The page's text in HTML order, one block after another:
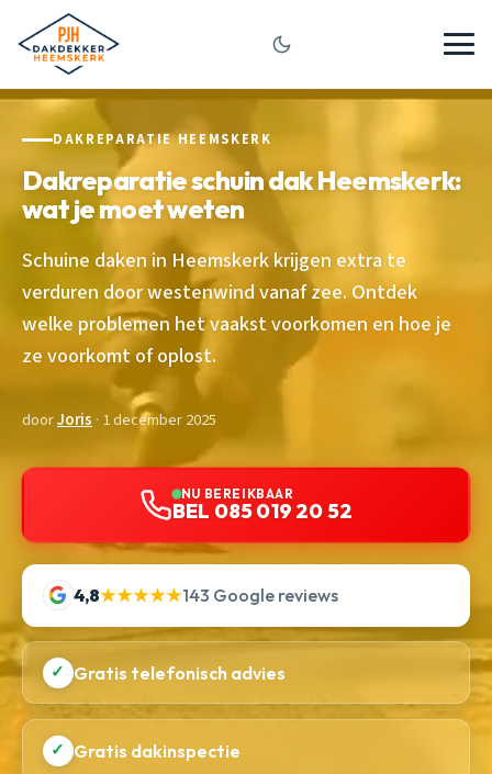
DAKREPARATIE HEEMSKERK
Dakreparatie schuin dak Heemskerk:
wat je moet weten
Schuine daken in Heemskerk krijgen extra te
verduren door westenwind vanaf zee. Ontdek
welke problemen het vaakst voorkomen en hoe je
ze voorkomt of oplost.
doorJoris · 1 december 2025
NU BEREIKBAAR
BEL 085 019 20 52
4,8★★★★★143 Google reviews
✓ Gratis telefonisch advies
✓ Gratis dakinspectie